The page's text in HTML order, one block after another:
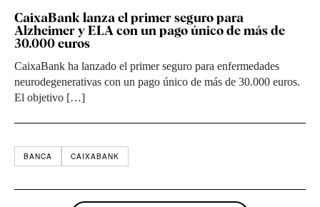
CaixaBank lanza el primer seguro para
Alzheimer y ELA con un pago único de más de
30.000 euros
CaixaBank ha lanzado el primer seguro para enfermedades
neurodegenerativas con un pago único de más de 30.000 euros.
El objetivo […]
BANCA CAIXABANK